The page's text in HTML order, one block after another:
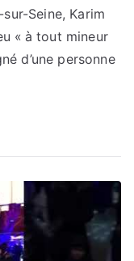
Seine, Karim
« à tout mineur
d’une personne